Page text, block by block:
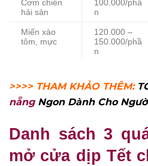
Cơm chiên
hải sản
100.000/phầ
n
Miến xào
tôm, mực
120.000 –
150.000/phầ
n
>>>> THAM KHẢO THÊM:
nẵng Ngon Dành Cho
Danh sách 3
mở cửa dịp Tết